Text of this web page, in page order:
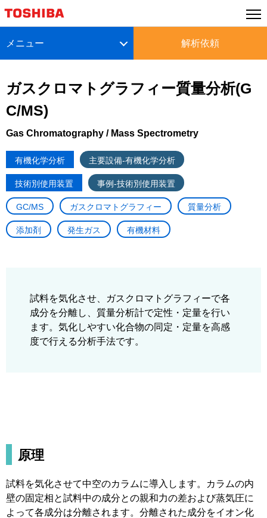
ガスクロマトグラフィー質量分析(G
C/MS)
Gas Chromatography / Mass Spectrometry
有機化学分析 主要設備-有機化学分析
技術別使用装置 事例-技術別使用装置
GC/MS ガスクロマトグラフィー 質量分析
添加剤 発生ガス 有機材料
試料を気化させ、ガスクロマトグラフィーで各
成分を分離し、質量分析計で定性・定量を行い
ます。気化しやすい化合物の同定・定量を高感
度で行える分析手法です。
メニュー 解析依頼
原理
試料を気化させて中空のカラムに導入します。カラムの内
壁の固定相と試料中の成分との親和力の差および蒸気圧に
よって各成分は分離されます。分離された成分をイオン化